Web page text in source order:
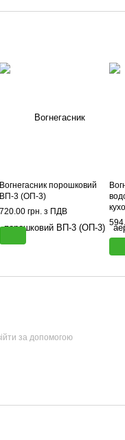
Вогнегасник порошковий
ВП-3 (ОП-3)
720.00 грн. з ПДВ
за допомогою